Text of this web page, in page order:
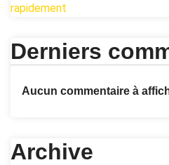
rapidement
Derniers
Aucun commentaire à
Archive